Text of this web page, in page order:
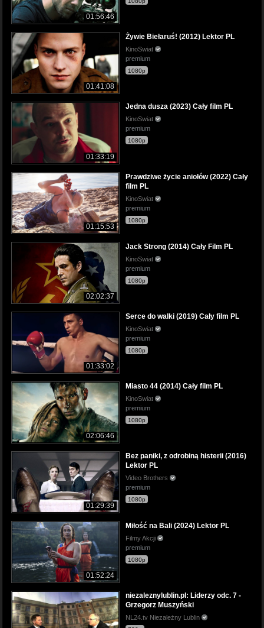
01:56:46
01:41:08
Żywie Biełaruś! (2012) Lektor PL
KinoSwiat
premium
1080p
01:33:19
Jedna dusza (2023) Cały film PL
KinoSwiat
premium
1080p
01:15:53
Prawdziwe życie aniołów (2022) Cały
film PL
KinoSwiat
premium
1080p
02:02:37
Jack Strong (2014) Cały Film PL
KinoSwiat
premium
1080p
01:33:02
Serce do walki (2019) Cały film PL
KinoSwiat
premium
1080p
02:06:46
Miasto 44 (2014) Cały film PL
KinoSwiat
premium
1080p
01:29:39
Bez paniki, z odrobiną histerii (2016)
Lektor PL
Video Brothers
premium
1080p
01:52:24
Miłość na Bali (2024) Lektor PL
Filmy Akcji
premium
1080p
niezaleznylublin.pl: Liderzy odc. 7 -
Grzegorz Muszyński
NL24.tv Niezależny Lublin